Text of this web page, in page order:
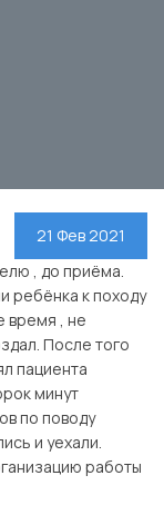
21 Фев 2021
, до приёма.
ребёнка к походу
время , не
После того
пациента
минут
по поводу
и уехали.
работы